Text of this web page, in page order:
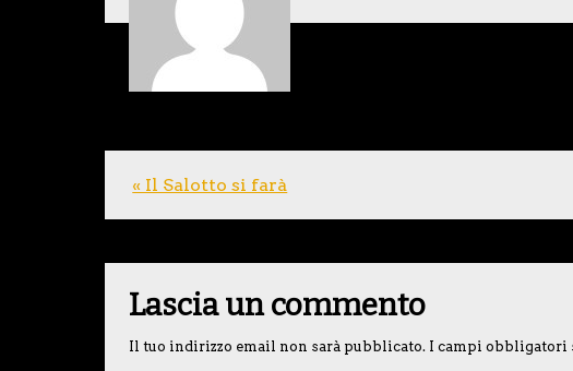
« Il Salotto si farà
Lascia un commento
Il tuo indirizzo email non sarà pubblicato. I campi obbligatori